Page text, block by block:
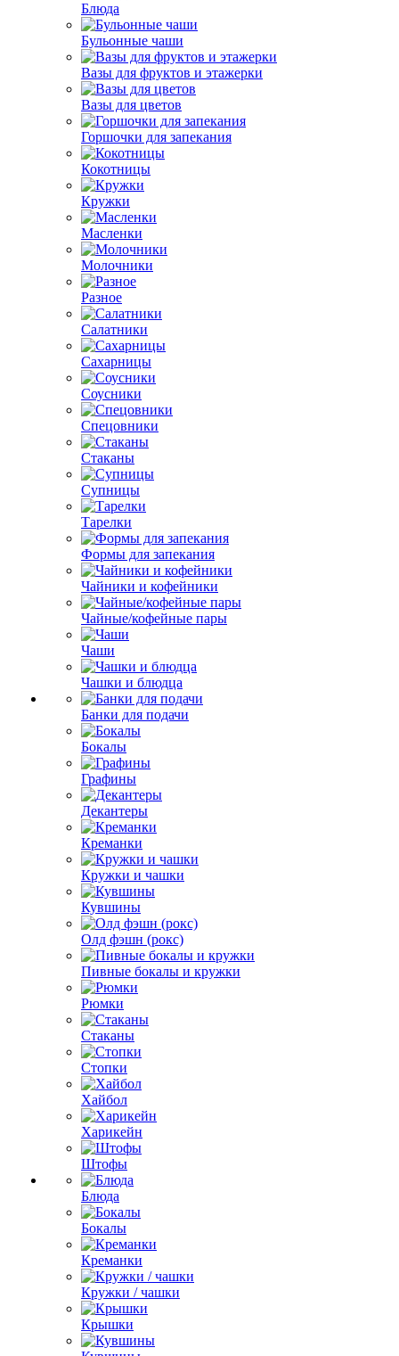
Блюда
Бульонные чаши
Вазы для фруктов и этажерки
Вазы для цветов
Горшочки для запекания
Кокотницы
Кружки
Масленки
Молочники
Разное
Салатники
Сахарницы
Соусники
Спецовники
Стаканы
Супницы
Тарелки
Формы для запекания
Чайники и кофейники
Чайные/кофейные пары
Чаши
Чашки и блюдца
Банки для подачи
Бокалы
Графины
Декантеры
Креманки
Кружки и чашки
Кувшины
Олд фэшн (рокс)
Пивные бокалы и кружки
Рюмки
Стаканы
Стопки
Хайбол
Харикейн
Штофы
Блюда
Бокалы
Креманки
Кружки / чашки
Крышки